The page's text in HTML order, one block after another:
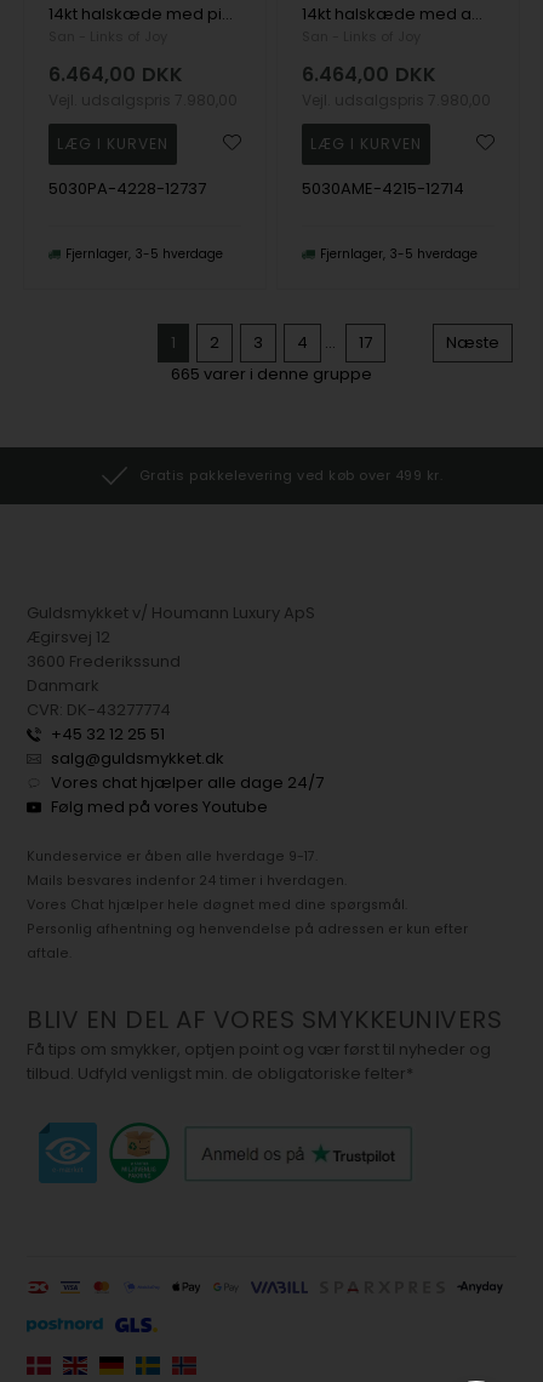
14kt halskæde med pink ametyst & ferskvandsperle 45 cm, fra San - Links of Joy
6.464,00 DKK
5030PA-4228-12737
Fjernlager 3-5 hverdage
14kt halskæde med ametyst og ferskvandsperle 45 cm, fra San - Links of Joy
6.464,00 DKK
5030AME-4215-12714
Fjernlager 3-5 hverdage
1 2 3 4 ... 17
Næste
665 varer i denne gruppe
Gratis pakkelevering ved køb over 499 kr.
Guldsmykket v/ Houmann Luxury ApS
Ægirsvej 12
3600 Frederikssund
Danmark
CVR: DK-43277774
+45 32 12 25 51
salg@guldsmykket.dk
Vores chat hjælper alle dage 24/7
Følg med på vores Youtube
Kundeservice er åben alle hverdage 9-17.
Mails besvares indenfor 24 timer i hverdagen.
Vores Chat hjælper hele døgnet med dine spørgsmål.
Personlig afhentning og henvendelse på adressen er kun efter
aftale.
BLIV EN DEL AF VORES SMYKKEUNIVERS
Få tips om smykker, optjen point og vær først til nyheder og
tilbud. Udfyld venligst min. de obligatoriske felter*